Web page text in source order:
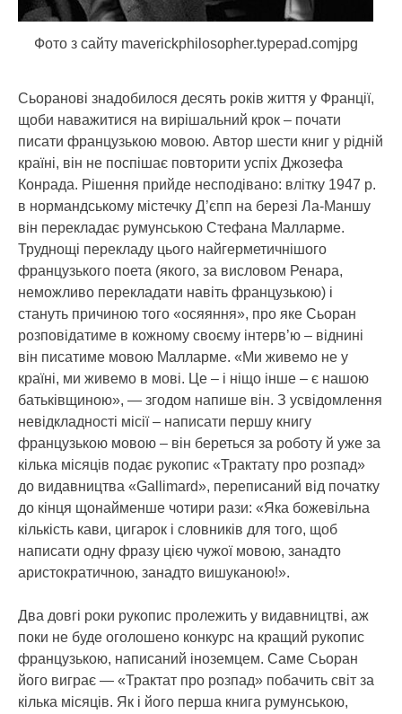
Фото з сайту maverickphilosopher.typepad.comjpg
Сьоранові знадобилося десять років життя у Франції,
щоби наважитися на вирішальний крок – почати
писати французькою мовою. Автор шести книг у рідній
країні, він не поспішає повторити успіх Джозефа
Конрада. Рішення прийде несподівано: влітку 1947 р.
в нормандському містечку Д’єпп на березі Ла-Маншу
він перекладає румунською Стефана Малларме.
Труднощі перекладу цього найгерметичнішого
французького поета (якого, за висловом Ренара,
неможливо перекладати навіть французькою) і
стануть причиною того «осяяння», про яке Сьоран
розповідатиме в кожному своєму інтерв’ю – віднині
він писатиме мовою Малларме. «Ми живемо не у
країні, ми живемо в мові. Це – і ніщо інше – є нашою
батьківщиною», — згодом напише він. З усвідомлення
невідкладності місії – написати першу книгу
французькою мовою – він береться за роботу й уже за
кілька місяців подає рукопис «Трактату про розпад»
до видавництва «Gallimard», переписаний від початку
до кінця щонайменше чотири рази: «Яка божевільна
кількість кави, цигарок і словників для того, щоб
написати одну фразу цією чужої мовою, занадто
аристократичною, занадто вишуканою!».
Два довгі роки рукопис пролежить у видавництві, аж
поки не буде оголошено конкурс на кращий рукопис
французькою, написаний іноземцем. Саме Сьоран
його виграє — «Трактат про розпад» побачить світ за
кілька місяців. Як і його перша книга румунською,